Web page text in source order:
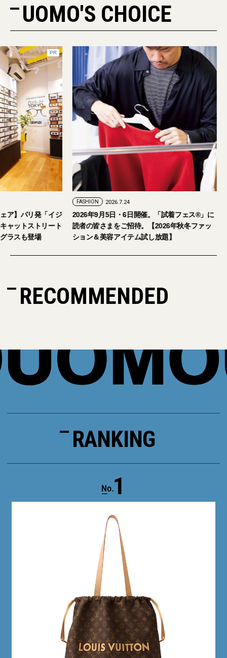
UOMO'S CHOICE
PR
おしゃれな大人のアイウェア】パリ発「イジ
ジ」が国内初の旗艦店をキャットストリート
オープン。日本限定サングラスも登場
2026年9月5日・6日開
読者の皆さまをご招待
ション＆美容アイテム
RECOMMENDED
RANKING
1